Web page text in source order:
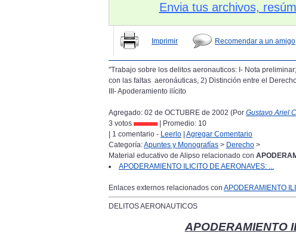
Envia tus archivos,
Imprimir Recomendar a un amigo
"Trabajo sobre los delitos aeronauticos: I- Nota
con las faltas aeronáuticas, 2) Distinción entre el
III- Apoderamiento ilícito
Agregado: 02 de OCTUBRE de 2002 (Por Gustavo Ariel
3 votos
| Promedio: 10
| 1 comentario - Leerlo Agregar Comentario
Categoría:Apuntes y Monografías > Derecho >
Material educativo de Alipso relacionado con
APODERAMIENTO ILICITO DE AERONAVES: ...
Enlaces externos relacionados con APODERAMIENTO
DELITOS AERONAUTICOS
APODERAMIENTO